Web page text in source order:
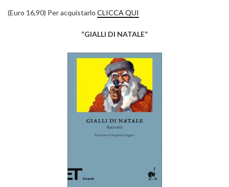
(Euro 16,90) Per acquistarlo CLICCA QUI
“GIALLI DI NATALE”